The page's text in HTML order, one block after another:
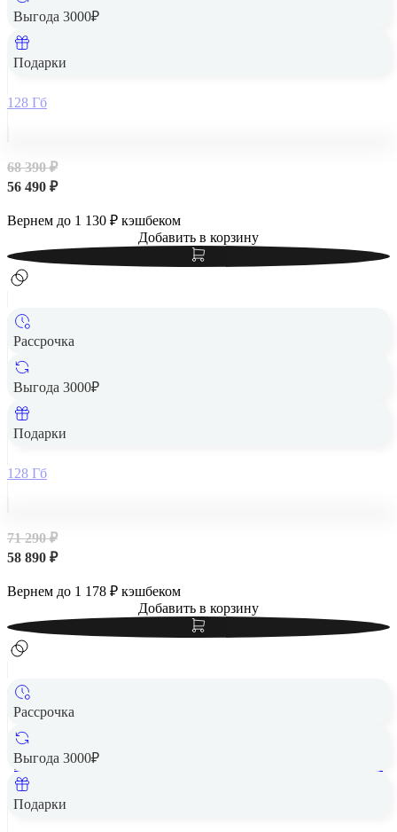
Выгода 3000₽
Подарки
Apple iPad Air 13" (M2, 2024, 6 gen) Wi-Fi 128Gb Blue,
128 Гб
68 390 ₽
56 490 ₽
Вернем до 1 130 ₽ кэшбеком
Добавить в корзину
Рассрочка
Выгода 3000₽
Подарки
Apple iPad Air 13" (M2, 2024, 6 gen) Wi-Fi 128Gb Purple,
128 Гб
71 290 ₽
58 890 ₽
Вернем до 1 178 ₽ кэшбеком
Добавить в корзину
Рассрочка
Выгода 3000₽
Подарки
Apple iPad Air 13" (M2, 2024, 6 gen) Wi-Fi + Cellular 128Gb